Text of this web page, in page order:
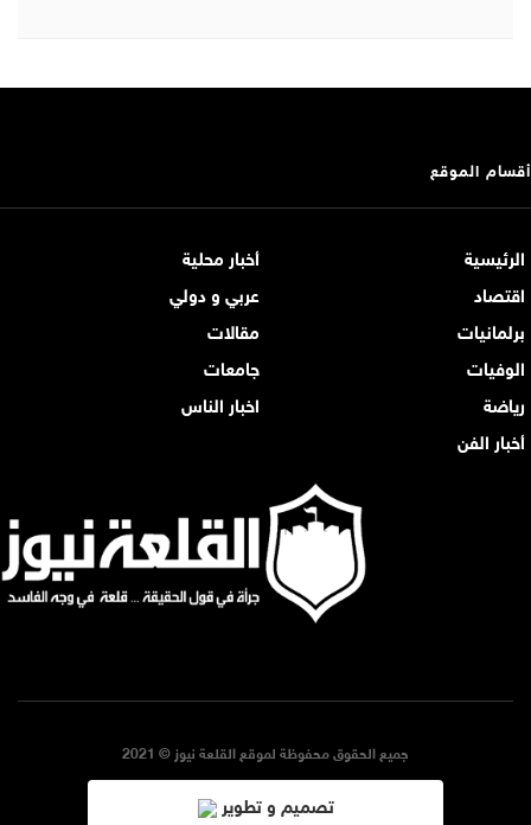
أقسام الموقع
الرئيسية
أخبار محلية
اقتصاد
عربي و دولي
برلمانيات
مقالات
الوفيات
جامعات
رياضة
اخبار الناس
أخبار الفن
جميع الحقوق محفوظة لموقع القلعة نيوز © 2021
تصميم و تطوير